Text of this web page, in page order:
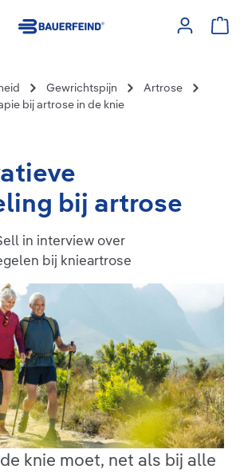
Gewrichtspijn
Artrose
bij artrose in de knie
bij artrose
in interview over
bij knieartrose
knie moet, net als bij alle